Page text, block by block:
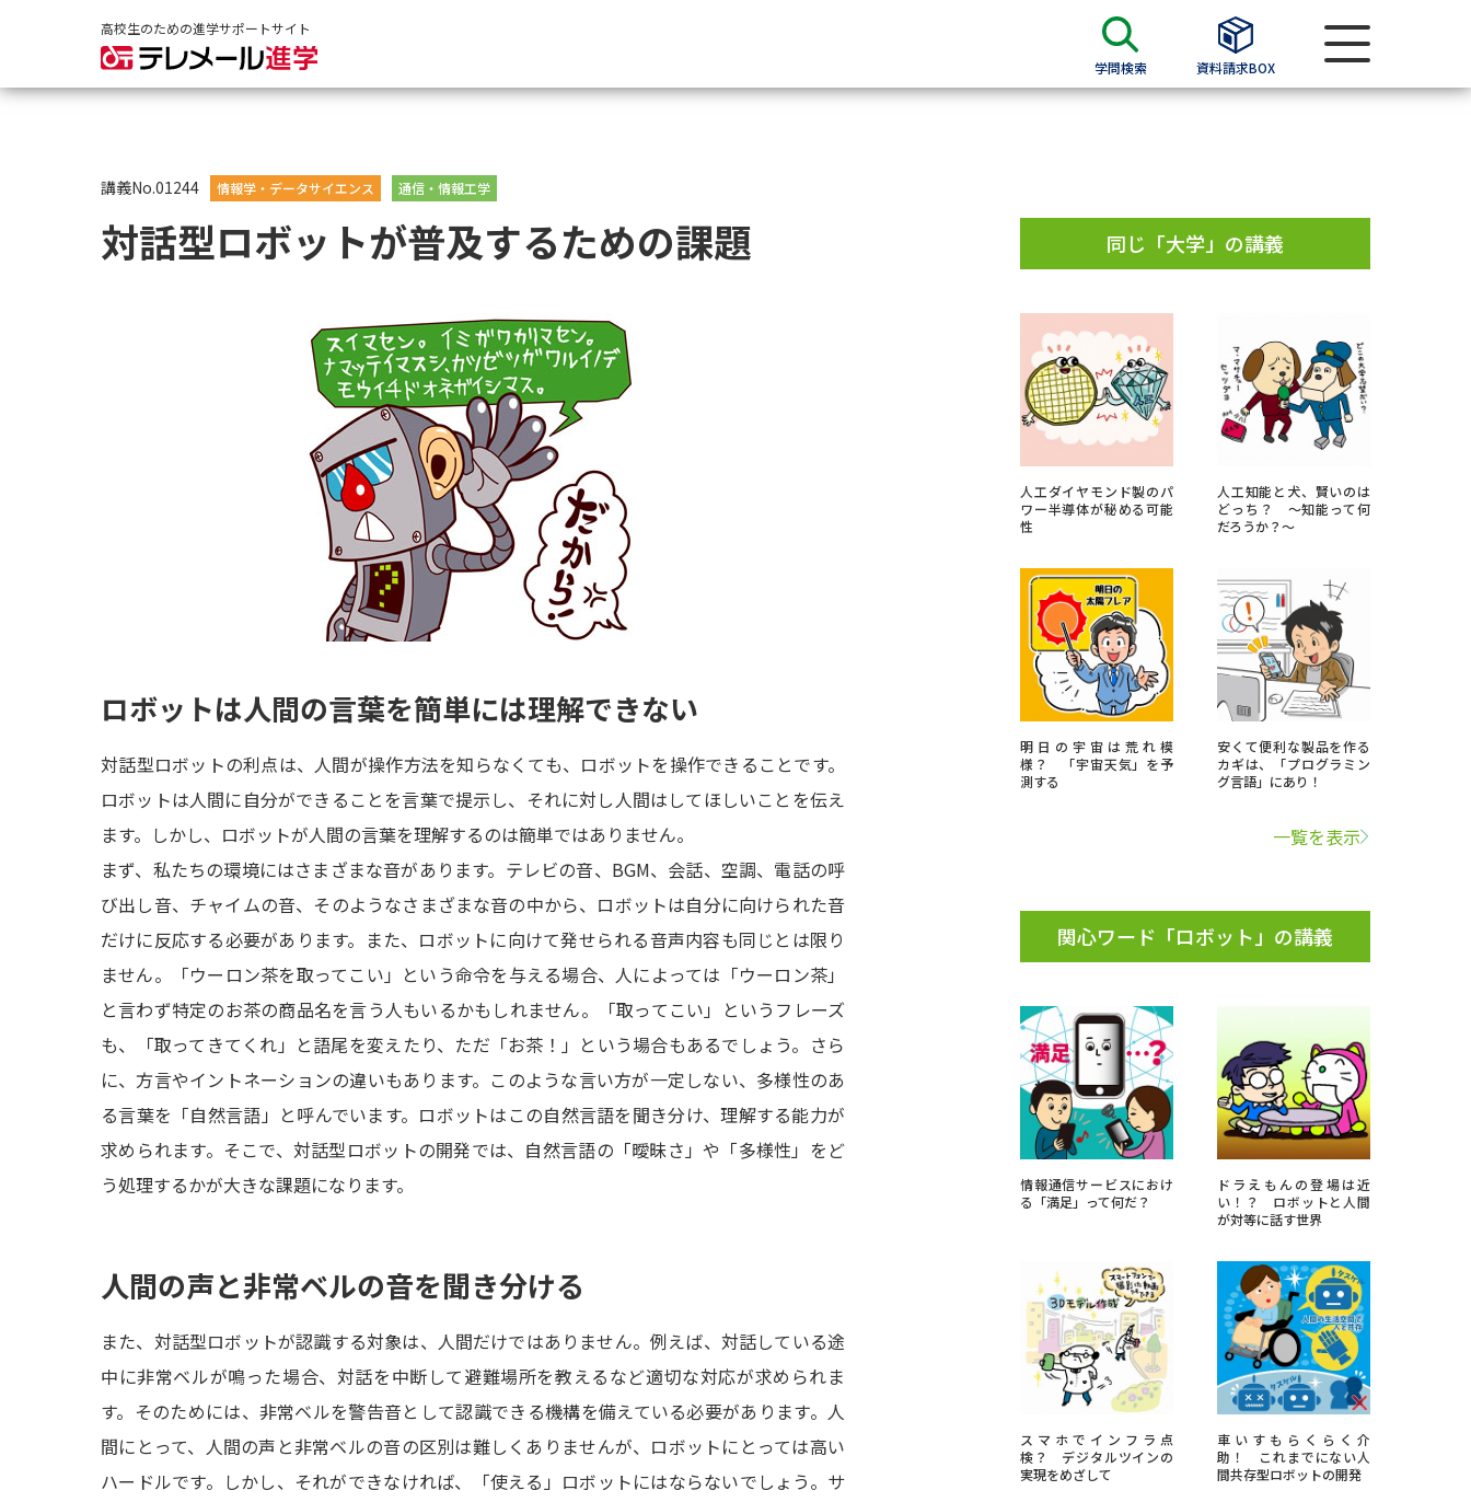
高校生のための進学サポートサイト
学問検索 資料請求BOX
大学・短大の資料種類から請求
大学パンフ
過去問題集
留学・進学関連、塾・予備校
大学入学共通テスト「受験上の配慮案内」の請求
高等学校卒業程度認定試験
小学校教員資格認定試験
大学検索
大学で学べる内容や特徴を調べる
新増設大学・学部・学科特集
データサイエンス特集
新学年スタート号特集ページ（高3生用）
新学年スタート号特集ページ（高2生用）
SELFBRAND特集ページ
オープンキャンパスなどを調べる
オープンキャンパス検索
実施プログラムから探す
来場型・Web型イベント特集
資料検索
志望校・出願校を調べる
併願校選び 受験スケジュールを立てよう
先輩が入学を決めた理由
テレメール全国一斉進学調査
新生活お役立ちガイド
講義No.01244 情報学・データサイエンス 通信・情報工学
対話型ロボットが普及するための課題
ロボットは人間の言葉を簡単には理解できない
対話型ロボットの利点は、人間が操作方法を知らなくても、ロボットを操作できることです。
ロボットは人間に自分ができることを言葉で提示し、それに対し人間はしてほしいことを伝え
ます。しかし、ロボットが人間の言葉を理解するのは簡単ではありません。
まず、私たちの環境にはさまざまな音があります。テレビの音、BGM、会話、空調、電話の呼
び出し音、チャイムの音、そのようなさまざまな音の中から、ロボットは自分に向けられた音
だけに反応する必要があります。また、ロボットに向けて発せられる音声内容も同じとは限り
ません。「ウーロン茶を取ってこい」という命令を与える場合、人によっては「ウーロン茶」
と言わず特定のお茶の商品名を言う人もいるかもしれません。「取ってこい」というフレーズ
も、「取ってきてくれ」と語尾を変えたり、ただ「お茶！」という場合もあるでしょう。さら
に、方言やイントネーションの違いもあります。このような言い方が一定しない、多様性のあ
る言葉を「自然言語」と呼んでいます。ロボットはこの自然言語を聞き分け、理解する能力が
求められます。そこで、対話型ロボットの開発では、自然言語の「曖昧さ」や「多様性」をど
う処理するかが大きな課題になります。
人間の声と非常ベルの音を聞き分ける
また、対話型ロボットが認識する対象は、人間だけではありません。例えば、対話している途
中に非常ベルが鳴った場合、対話を中断して避難場所を教えるなど適切な対応が求められま
す。そのためには、非常ベルを警告音として認識できる機構を備えている必要があります。人
間にとって、人間の声と非常ベルの音の区別は難しくありませんが、ロボットにとっては高い
ハードルです。しかし、それができなければ、「使える」ロボットにはならないでしょう。サ
同じ「大学」の講義
人工ダイヤモンド製のパ
ワー半導体が秘める可能
性
人工知能と犬、賢いのは
どっち？ ～知能って何
だろうか？～
明日の宇宙は荒れ模
様？ 「宇宙天気」を予
測する
安くて便利な製品を作る
カギは、「プログラミン
グ言語」にあり！
一覧を表示
関心ワード「ロボット」の講義
情報通信サービスにおけ
る「満足」って何だ？
ドラえもんの登場は近
い！？ ロボットと人間
が対等に話す世界
スマホでインフラ点
検？ デジタルツインの
実現をめざして
車いすもらくらく介
助！ これまでにない人
間共存型ロボットの開発